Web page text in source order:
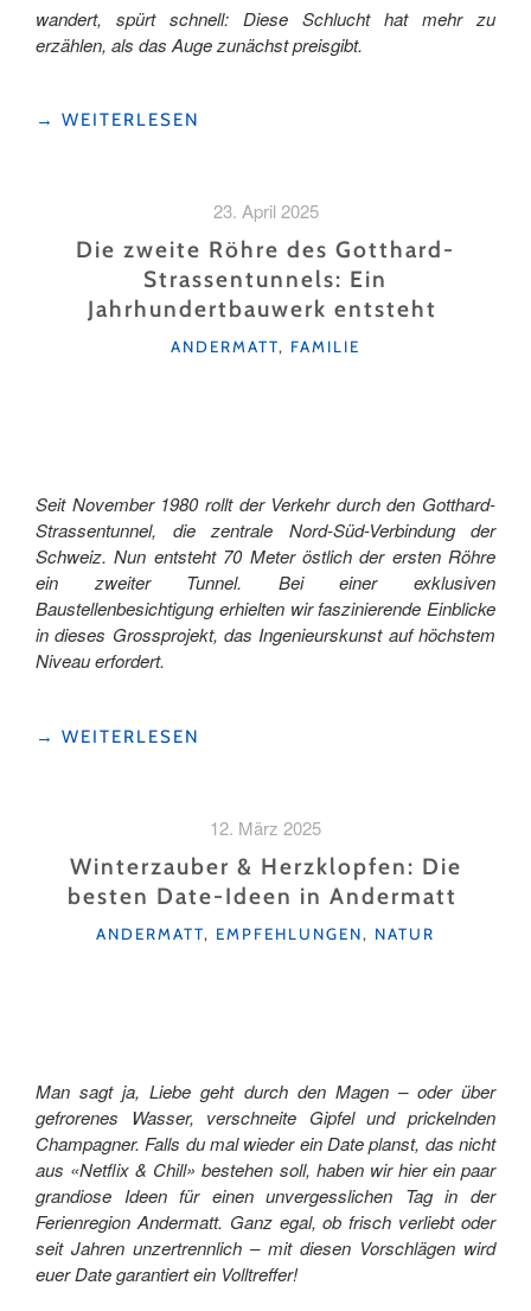
wandert, spürt schnell: Diese Schlucht hat mehr zu
erzählen, als das Auge zunächst preisgibt.
"DER
NARRTE
SAGENHAFTES
→ WEITERLESEN
23. April 2025
Die zweite Röhre des Gotthard-
Strassentunnels: Ein
Jahrhundertbauwerk entsteht
KATEGORIEN
ANDERMATT, FAMILIE
Seit November 1980 rollt der Verkehr durch den Gotthard-
Strassentunnel, die zentrale Nord-Süd-Verbindung der
Schweiz. Nun entsteht 70 Meter östlich der ersten Röhre
ein zweiter Tunnel. Bei einer exklusiven
Baustellenbesichtigung erhielten wir faszinierende Einblicke
in dieses Grossprojekt, das Ingenieurskunst auf höchstem
Niveau erfordert.
"DIE
STRASSENTUNNELS:
JAHRHUNDERTBAUWERK
ENTSTEHT "
→ WEITERLESEN
12. März 2025
Winterzauber & Herzklopfen: Die
besten Date-Ideen in Andermatt
KATEGORIEN
ANDERMATT, EMPFEHLUNGEN, NATUR
Man sagt ja, Liebe geht durch den Magen – oder über
gefrorenes Wasser, verschneite Gipfel und prickelnden
Champagner. Falls du mal wieder ein Date planst, das nicht
aus «Netflix & Chill» bestehen soll, haben wir hier ein paar
grandiose Ideen für einen unvergesslichen Tag in der
Ferienregion Andermatt. Ganz egal, ob frisch verliebt oder
seit Jahren unzertrennlich – mit diesen Vorschlägen wird
euer Date garantiert ein Volltreffer!